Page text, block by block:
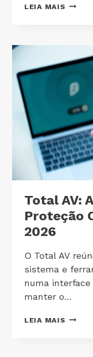
LEIA MAIS
Total AV:
Proteção
2026
O Total AV
sistema e
numa interface
manter o…
LEIA MAIS